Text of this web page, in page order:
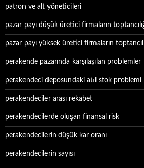
patron ve alt yöneticileri
pazar payı düşük üretici firmaların
pazar payı yüksek üretici firmaların
perakende pazarında karşılaşılan problemler
perakendeci deposundaki atıl stok problemi
perakendeciler arası rekabet
perakendecilerde oluşan finansal risk
perakendecilerin düşük kar oranı
perakendecilerin sayısı